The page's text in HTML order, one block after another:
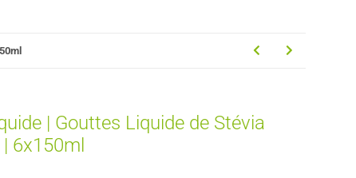
| Gouttes Liquide de Stévia
6x150ml